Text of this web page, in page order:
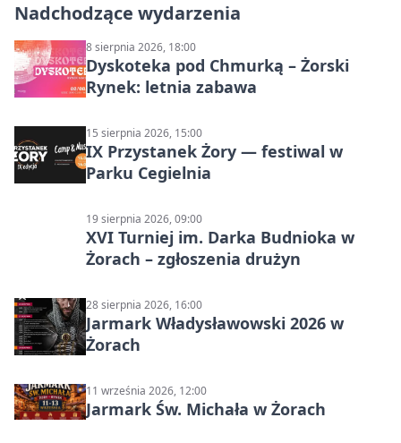
Nadchodzące wydarzenia
8 sierpnia 2026, 18:00
Dyskoteka pod Chmurką – Żorski
Rynek: letnia zabawa
15 sierpnia 2026, 15:00
IX Przystanek Żory — festiwal w
Parku Cegielnia
19 sierpnia 2026, 09:00
XVI Turniej im. Darka Budnioka w
Żorach – zgłoszenia drużyn
28 sierpnia 2026, 16:00
Jarmark Władysławowski 2026 w
Żorach
11 września 2026, 12:00
Jarmark Św. Michała w Żorach